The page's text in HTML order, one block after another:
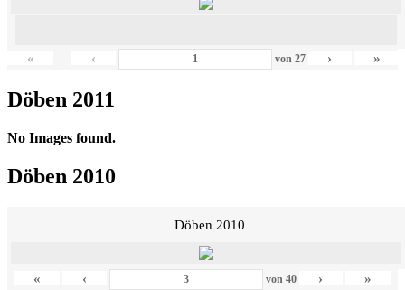
« ‹ von 27 › »
Döben 2011
No Images found.
Döben 2010
Döben 2010
« ‹ von 40 › »